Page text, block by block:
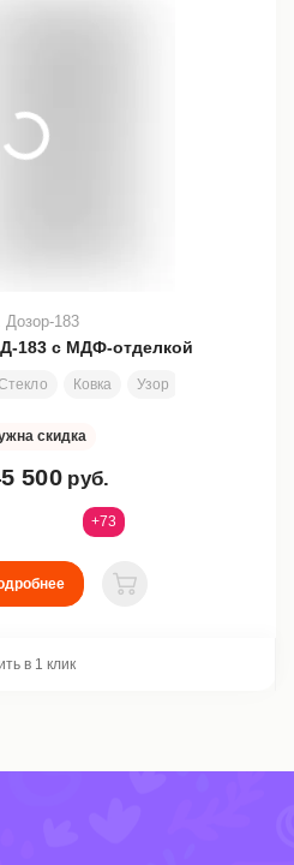
183 с МДФ-отделкой
Ковка Узор
Дозор-183
скидка
500 руб.
+73
В корзину
в 1 клик